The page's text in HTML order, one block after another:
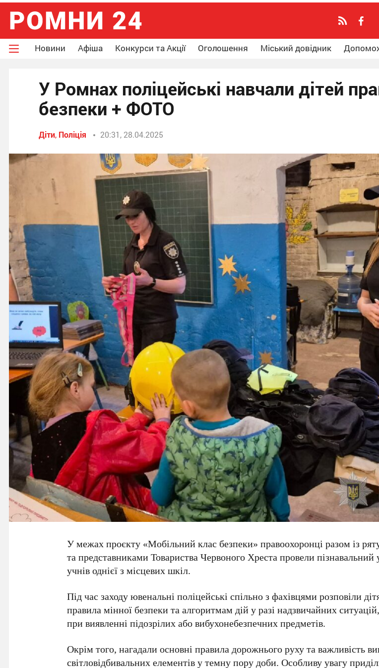
Новини Афіша Конкурси та Акції Оголошення Міський довідник
У Ромнах поліцейські навчали дітей
безпеки + ФОТО
Діти, Поліція 20:31, 28.04.2025
У межах проєкту «Мобільний клас безпеки» правоохоронці разом із
та представниками Товариства Червоного Хреста провели пізнавальний
учнів однієї з місцевих шкіл.
Під час заходу ювенальні поліцейські спільно з фахівцями розповіли
правила мінної безпеки та алгоритмам дій у разі надзвичайних
при виявленні підозрілих або вибухонебезпечних предметів.
Окрім того, нагадали основні правила дорожнього руху та важливість
світловідбивальних елементів у темну пору доби. Особливу увагу